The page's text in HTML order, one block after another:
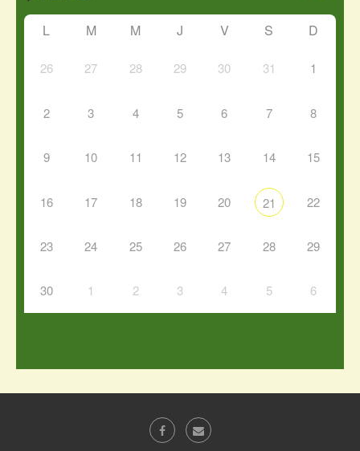
L M M J V S D
26 27 28 29 30 31 1
2 3 4 5 6 7 8
9 10 11 12 13 14 15
16 17 18 19 20 21 22
23 24 25 26 27 28 29
30 1 2 3 4 5 6